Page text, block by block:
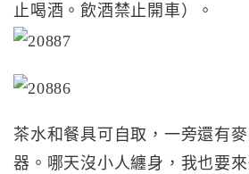
止喝酒。飲酒禁止開車）。
茶水和餐具可自取，一旁還有
器。哪天沒小人纏身，我也要